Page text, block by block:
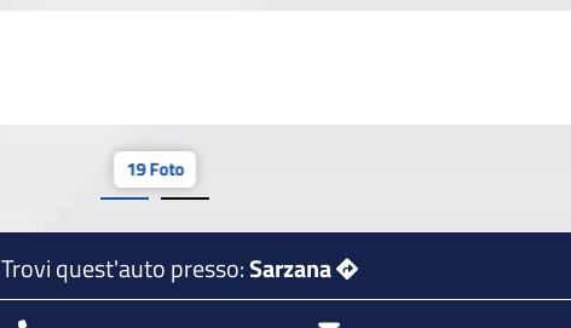
19 Foto
Trovi quest'auto presso:Sarzana